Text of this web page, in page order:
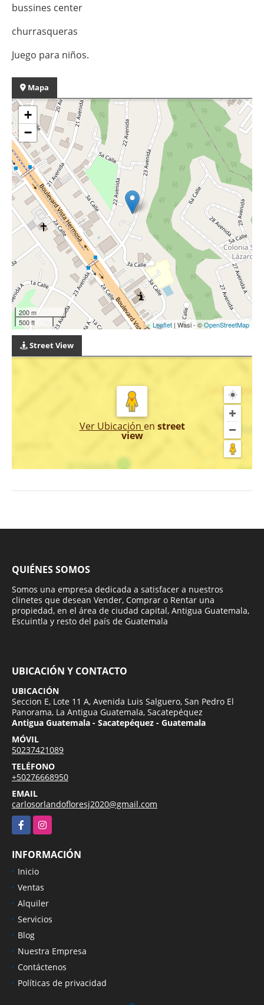
bussines center
churrasqueras
Juego para niños.
Mapa
+
−
200 m
500 ft
Leaflet | Wasi - ©OpenStreetMap
Street View
Ver Ubicación en street
view
QUIÉNES SOMOS
Somos una empresa dedicada a satisfacer a nuestros
clinetes que desean Vender, Comprar o Rentar una
propiedad, en el área de ciudad capital, Antigua Guatemala,
Escuintla y resto del país de Guatemala
UBICACIÓN Y CONTACTO
UBICACIÓN
Seccion E, Lote 11 A, Avenida Luis Salguero, San Pedro El
Panorama, La Antigua Guatemala, Sacatepéquez
Antigua Guatemala - Sacatepéquez - Guatemala
MÓVIL
50237421089
TELÉFONO
+50276668950
EMAIL
carlosorlandofloresj2020@gmail.com
FacebookInstagram
INFORMACIÓN
Inicio
Ventas
Alquiler
Servicios
Blog
Nuestra Empresa
Contáctenos
Políticas de privacidad